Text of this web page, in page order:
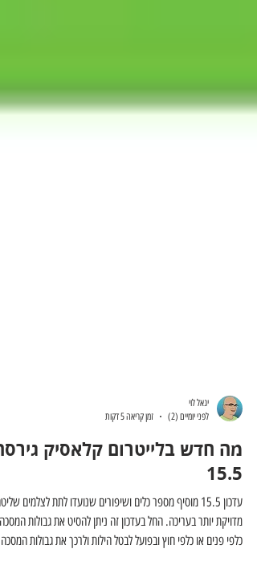
לפני יומיים (2)
זמן קריאה 5 דקות
מה חדש בלייטרום קלאסיק
15.5
עדכון 15.5 מוסיף מספר כלים ושיפורים שנועדו לתת לצלמים